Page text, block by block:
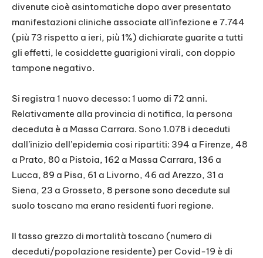
divenute cioè asintomatiche dopo aver presentato
manifestazioni cliniche associate all’infezione e 7.744
(più 73 rispetto a ieri, più 1%) dichiarate guarite a tutti
gli effetti, le cosiddette guarigioni virali, con doppio
tampone negativo.
Si registra 1 nuovo decesso: 1 uomo di 72 anni.
Relativamente alla provincia di notifica, la persona
deceduta è a Massa Carrara. Sono 1.078 i deceduti
dall’inizio dell’epidemia cosi ripartiti: 394 a Firenze, 48
a Prato, 80 a Pistoia, 162 a Massa Carrara, 136 a
Lucca, 89 a Pisa, 61 a Livorno, 46 ad Arezzo, 31 a
Siena, 23 a Grosseto, 8 persone sono decedute sul
suolo toscano ma erano residenti fuori regione.
Il tasso grezzo di mortalità toscano (numero di
deceduti/popolazione residente) per Covid-19 è di